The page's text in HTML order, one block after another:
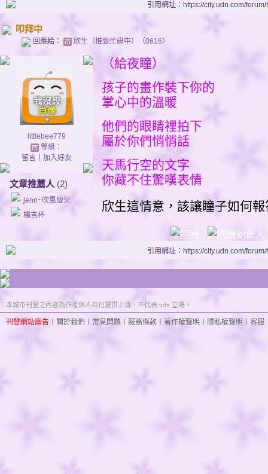
引用網址：https://city.udn.com/
叩拜中
回應給： 欣生（推甄忙碌中）（0616）
littlebee779
等級：
留言｜ 加入好友
文章推薦人 (2)
jenn~吹風版兒
楊吉杯
（給夜瞳）
孩子的畫作裝下你的
掌心中的溫暖
他們的眼睛裡拍下
屬於你們悄悄話
天馬行空的文字
你藏不住驚嘆表情
欣生這情意，該讓瞳子如何
引用網址：https://city.udn.com/
本城市刊登之內容為作者個人自行提供上傳，不代表 udn 立場。
刊登網站廣告 關於我們 常見問題 服務條款 著作權聲明 隱私權聲明 客服